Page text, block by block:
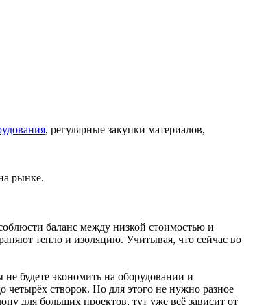
, регулярные закупки материалов,
рынке.
баланс между низкой стоимостью и
тепло и изоляцию. Учитывая, что сейчас во
будете экономить на оборудовании и
четырёх створок. Но для этого не нужно разное
для больших проектов, тут уже всё зависит от